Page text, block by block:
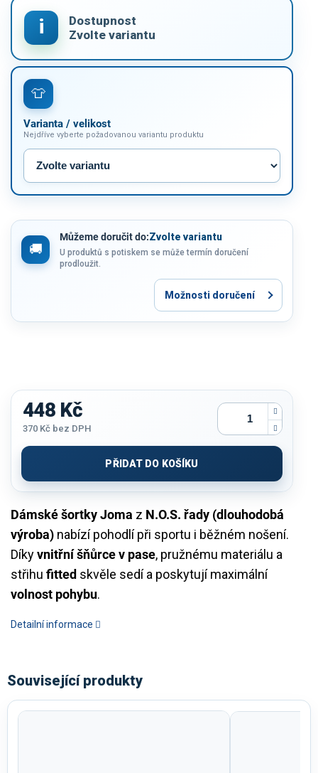
Varianta / velikost
Nejdříve vyberte požadovanou variantu produktu
Můžeme doručit do:Zvolte variantu
U produktů s potiskem se může termín doručení
prodloužit.
Možnosti doručení
Dámské šortky Joma z N.O.S. řady (dlouhodobá
výroba) nabízí pohodlí při sportu i běžném nošení.
Díkyvnitřní šňůrce v pase, pružnému materiálu a
střihu fitted skvěle sedí a poskytují maximální
volnost pohybu.
Detailní informace
448 Kč
370 Kč bez DPH
cena:
PŘIDAT DO KOŠÍKU
Související produkty